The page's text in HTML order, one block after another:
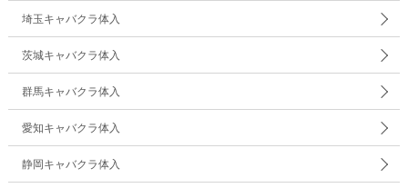
埼玉キャバクラ体入
茨城キャバクラ体入
群馬キャバクラ体入
愛知キャバクラ体入
静岡キャバクラ体入